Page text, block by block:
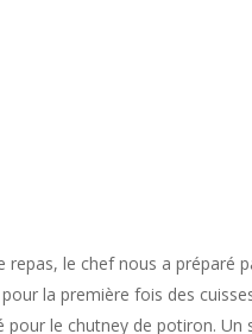
repas, le chef nous a préparé
la première fois des
le chutney de potiron. Un